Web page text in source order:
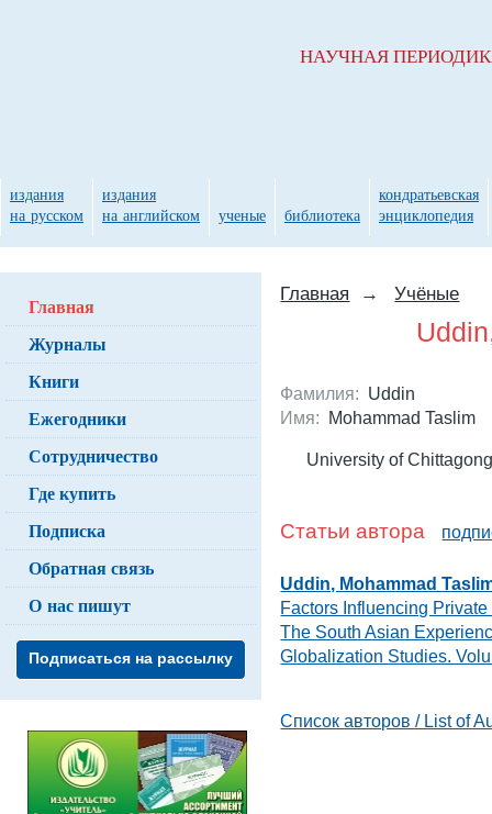
Главная → Учёные
Фамилия: Uddin
Имя: Mohammad Taslim
University of
Статьи автора
Uddin, Mohammad
Factors Influencing
The South Asian
Globalization Studies.
Список авторов / List of
Главная
Журналы
Книги
Ежегодники
Сотрудничество
Где купить
Подписка
Обратная связь
О нас пишут
Подписаться на рассылку
НАУЧНАЯ
издания
на русском
издания
на английском
ученые библиотека
кондратьевская
энциклопедия